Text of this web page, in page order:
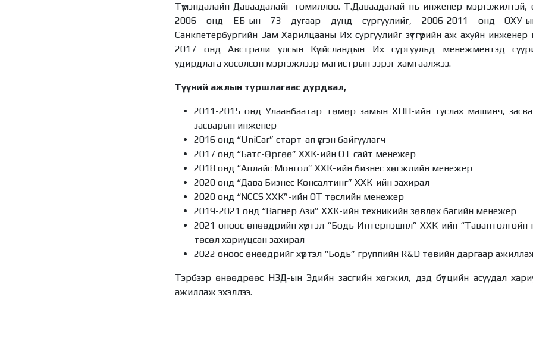
Түмэндалайн Даваадалайг томиллоо. Т.Даваадалай нь инженер мэргэжилтэй,
2006 онд ЕБ-ын 73 дугаар дунд сургуулийг, 2006-2011 онд ОХУ-
Санкпетербургийн Зам Харилцааны Их сургуулийг зүтгүүрийн аж ахуйн
2017 онд Австрали улсын Күийсландын Их сургуульд менежментэд
удирдлага хосолсон мэргэжлээр магистрын зэрэг хамгаалжээ.
Түүний ажлын туршлагаас дурдвал,
2011-2015 онд Улаанбаатар төмөр замын ХНН-ийн туслах машинч,
засварын инженер
2016 онд “UniCar” старт-ап үүсгэн байгуулагч
2017 онд “Батс-Өргөө” ХХК-ийн ОТ сайт менежер
2018 онд “Аплайс Монгол” ХХК-ийн бизнес хөгжлийн менежер
2020 онд “Дава Бизнес Консалтинг” ХХК-ийн захирал
2020 онд “NCСS ХХК”-ийн ОТ төслийн менежер
2019-2021 онд “Вагнер Ази” ХХК-ийн техникийн зөвлөх багийн менежер
2021 оноос өнөөдрийн хүртэл “Бодь Интернэшнл” ХХК-ийн “Тавантолгойн
төсөл хариуцсан захирал
2022 оноос өнөөдрийг хүртэл “Бодь” группийн R&D төвийн даргаар
Тэрбээр өнөөдрөөс НЗД-ын Эдийн засгийн хөгжил, дэд бүтцийн асуудал
ажиллаж эхэллээ.